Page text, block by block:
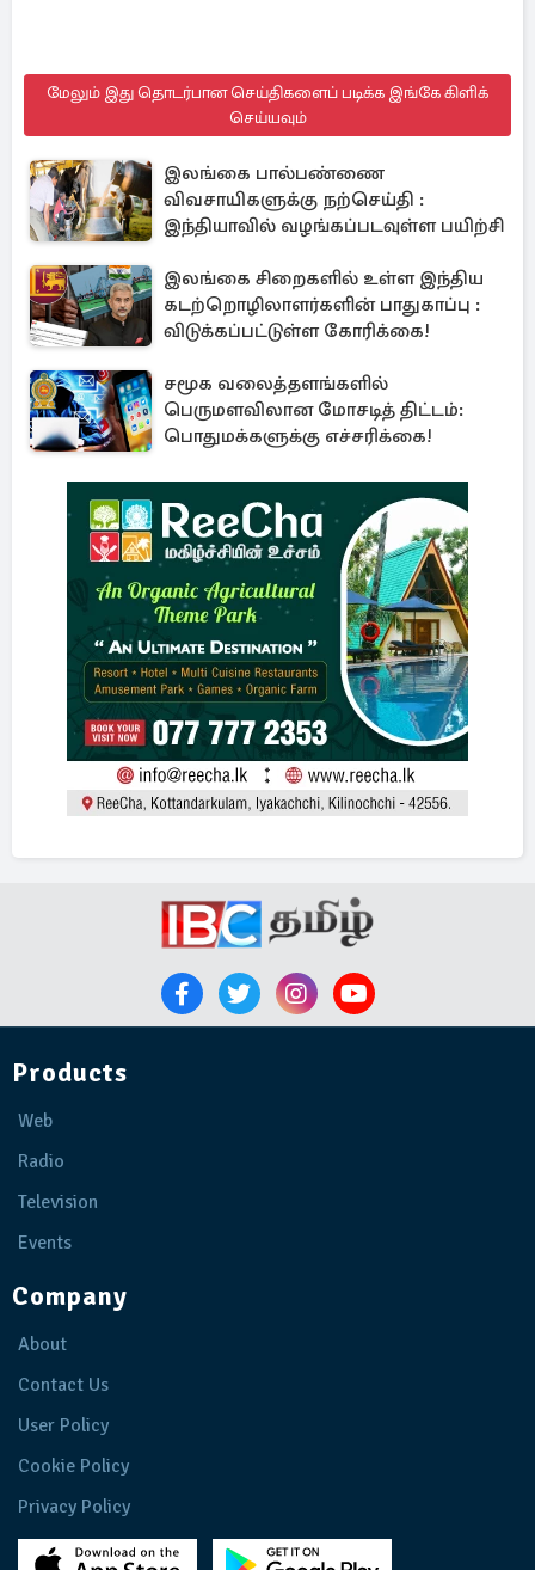
மேலும் இது தொடர்பான செய்திகளைப் படிக்க இங்கே கிளிக்
செய்யவும்
இலங்கை பால்பண்ணை
விவசாயிகளுக்கு நற்செய்தி :
இந்தியாவில் வழங்கப்படவுள்ள பயிற்சி
இலங்கை சிறைகளில் உள்ள இந்திய
கடற்றொழிலாளர்களின் பாதுகாப்பு :
விடுக்கப்பட்டுள்ள கோரிக்கை!
சமூக வலைத்தளங்களில்
பெருமளவிலான மோசடித் திட்டம்:
பொதுமக்களுக்கு எச்சரிக்கை!
Products
Web
Radio
Television
Events
Company
About
Contact Us
User Policy
Cookie Policy
Privacy Policy